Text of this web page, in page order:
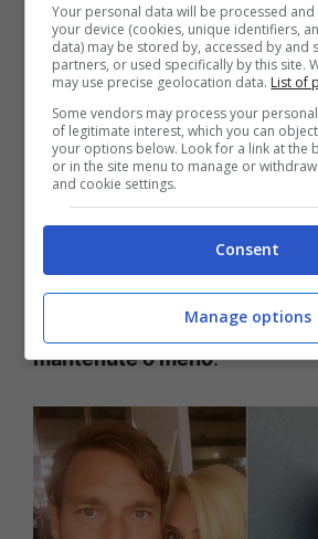
lunedì 3 ottobre. In quella
che inizierà a fare delle
sul conto della presentatrice
Famosi.“Racconteremo tutto
si può sapere”,ha detto con il
piglio Fabrizio Corona, anche
promesso molto ma
resta quindi che attendere il
le sue promesse
mantenute o meno.
Your personal data will be processed
your device (cookies, unique identifiers,
data) may be stored by, accessed by and
partners, or used specifically by this site.
may use precise geolocation data. List of
Some vendors may process your
of legitimate interest, which you can
your options below. Look for a link at the
or in the site menu to manage or
and cookie settings.
Consent
Manage options